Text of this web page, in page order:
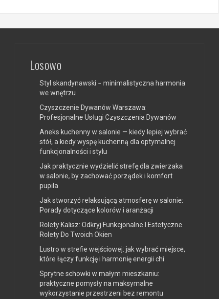
Losowo
Styl skandynawski − minimalistyczna harmonia
we wnętrzu
Czyszczenie Dywanów Warszawa:
Profesjonalne Usługi Czyszczenia Dywanów
Aneks kuchenny w salonie — kiedy lepiej wybrać
stół, a kiedy wyspę kuchenną dla optymalnej
funkcjonalności i stylu
Jak praktycznie wydzielić strefę dla zwierzaka
w salonie, by zachować porządek i komfort
pupila
Jak stworzyć relaksującą atmosferę w salonie:
Porady dotyczące kolorów i aranżacji
Rolety Kalisz: Odkryj Funkcjonalne I Estetyczne
Rolety Do Twoich Okien
Lustro w strefie wejściowej: jak wybrać miejsce,
które łączy funkcję i harmonię energii chi
Sprytne schowki w małym mieszkaniu:
praktyczne pomysły na maksymalne
wykorzystanie przestrzeni bez remontu